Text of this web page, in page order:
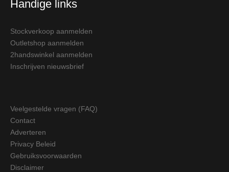
Handige links
Stockverkoop aanmelden
Outletshop aanmelden
2handswinkel aanmelden
Inschrijven nieuwsbrief
Veelgestelde vragen (FAQ)
Contact
Adverteren
Privacy Beleid
Gebruiksvoorwaarden
Disclaimer